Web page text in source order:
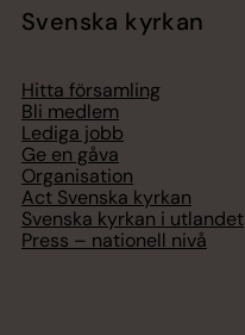
Svenska kyrkan
Hitta församling
Bli medlem
Lediga jobb
Ge en gåva
Organisation
Act Svenska kyrkan
Svenska kyrkan i utlandet
Press – nationell nivå